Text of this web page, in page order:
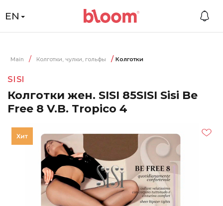
EN
Main Колготки, чулки, гольфы Колготки
SISI
Колготки жен. SISI 85SISI Sisi Be
Free 8 V.B. Tropico 4